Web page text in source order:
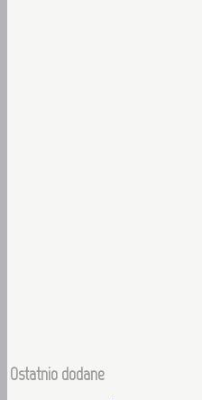
Ostatnio dodane